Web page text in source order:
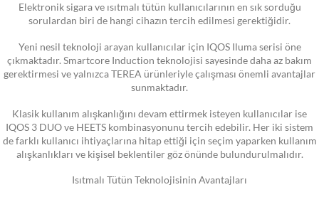
Elektronik sigara ve ısıtmalı tütün kullanıcılarının en sık sorduğu
sorulardan biri de hangi cihazın tercih edilmesi gerektiğidir.
Yeni nesil teknoloji arayan kullanıcılar için IQOS Iluma serisi öne
çıkmaktadır. Smartcore Induction teknolojisi sayesinde daha az bakım
gerektirmesi ve yalnızca TEREA ürünleriyle çalışması önemli avantajlar
sunmaktadır.
Klasik kullanım alışkanlığını devam ettirmek isteyen kullanıcılar ise
IQOS 3 DUO ve HEETS kombinasyonunu tercih edebilir. Her iki sistem
de farklı kullanıcı ihtiyaçlarına hitap ettiği için seçim yaparken kullanım
alışkanlıkları ve kişisel beklentiler göz önünde bulundurulmalıdır.
Isıtmalı Tütün Teknolojisinin Avantajları